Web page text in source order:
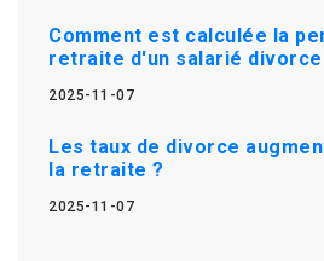
Comment est calculée la
retraite d'un salarié divorce
2025-11-07
Les taux de divorce
la retraite ?
2025-11-07